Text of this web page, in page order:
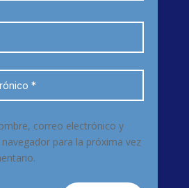
correo electrónico y
para la próxima vez